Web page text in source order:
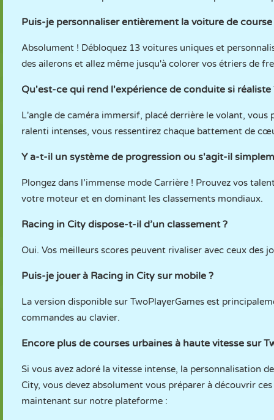
Puis-je personnaliser entièrement la voiture de course
Absolument ! Débloquez 13 voitures uniques et
des ailerons et allez même jusqu'à colorer vos étriers de
Qu'est-ce qui rend l'expérience de conduite si réaliste
L'angle de caméra immersif, placé derrière le volant,
ralenti intenses, vous ressentirez chaque battement de
Y a-t-il un système de progression ou s'agit-il
Plongez dans l’immense mode Carrière ! Prouvez vos
votre moteur et en dominant les classements mondiaux.
Racing in City dispose-t-il d’un classement ?
Oui. Vos meilleurs scores peuvent rivaliser avec ceux des
Puis-je jouer à Racing in City sur mobile ?
La version disponible sur TwoPlayerGames est
commandes au clavier.
Encore plus de courses urbaines à haute vitesse sur
Si vous avez adoré la vitesse intense, la personnalisation
City, vous devez absolument vous préparer à découvrir
maintenant sur notre plateforme :